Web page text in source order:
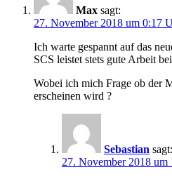
Max sagt:
27. November 2018 um 0:17
Ich warte gespannt auf das
SCS leistet stets gute Arbeit
Wobei ich mich Frage ob der
erscheinen wird ?
Sebastian sagt:
27. November 2018 um